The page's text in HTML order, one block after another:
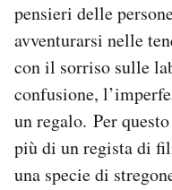
pensieri delle
avventurarsi nelle
con il sorriso sulle
confusione,
un regalo. Per
più di un regista di
una specie di